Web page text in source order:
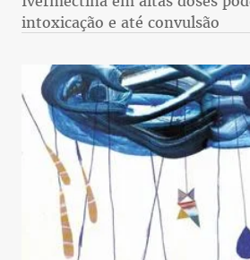
intoxicação e até convulsão